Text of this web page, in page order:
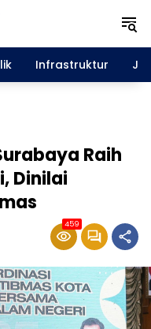
Infrastruktur
Raih
Dinilai
459